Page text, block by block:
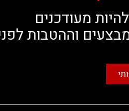
מעודכנים
וההטבות